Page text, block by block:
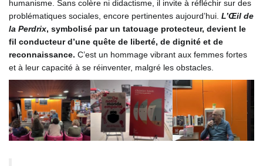
humanisme. Sans colère ni didactisme, il invite à réfléchir sur des
problématiques sociales, encore pertinentes aujourd’hui. L’Œil de
la Perdrix, symbolisé par un tatouage protecteur, devient le
fil conducteur d’une quête de liberté, de dignité et de
reconnaissance. C’est un hommage vibrant aux femmes fortes
et à leur capacité à se réinventer, malgré les obstacles.